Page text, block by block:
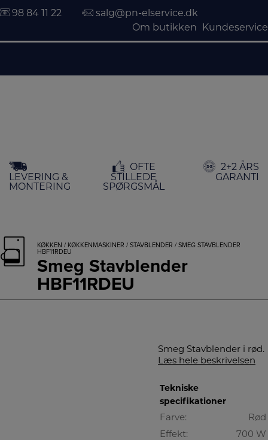
indholdet
98 84 11 22
salg@pn-elservice.dk
Om butikken
Kundeservice
LEVERING &
MONTERING
OFTE
STILLEDE
SPØRGSMÅL
2+2 ÅRS
GARANTI
KØKKEN / KØKKENMASKINER / STAVBLENDER / SMEG STAVBLENDER
HBF11RDEU
Smeg Stavblender
HBF11RDEU
Smeg Stavblender i rød.
Læs hele beskrivelsen
Tekniske
specifikationer
Farve:
Rød
Effekt:
700 W